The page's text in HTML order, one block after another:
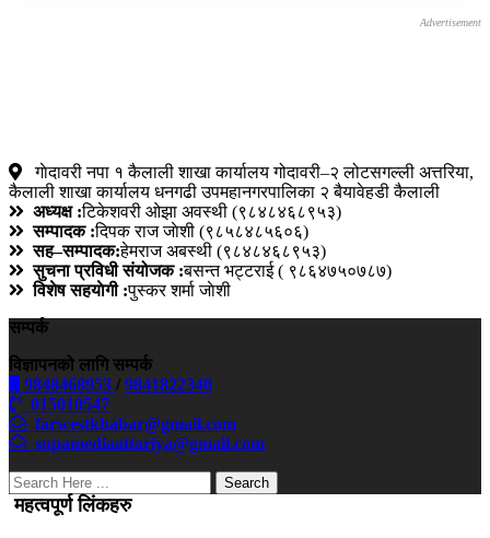
Advertisement
गाेदावरी नपा १ कैलाली शाखा कार्यालय गोदावरी–२ लोटसगल्ली अत्तरिया,
कैलाली शाखा कार्यालय धनगढी उपमहानगरपालिका २ बैयावेहडी कैलाली
अध्यक्ष :टिकेशवरी ओझा अवस्थी (९८४८४६८९५३)
सम्पादक :दिपक राज जाेशी (९८५८४८५६०६)
सह–सम्पादक:हेमराज अबस्थी (९८४८४६८९५३)
सुचना प्रविधी संयोजक :बसन्त भट्टराई ( ९८६४७५०७८७)
विशेष सहयाेगी :पुस्कर शर्मा जाेशी
सम्पर्क
विज्ञापनको लागि सम्पर्क
9848468953 / 9841822340
015010547
farwestkhabar@gmail.com
supamediaattariya@gmail.com
Search
महत्वपूर्ण लिंकहरु